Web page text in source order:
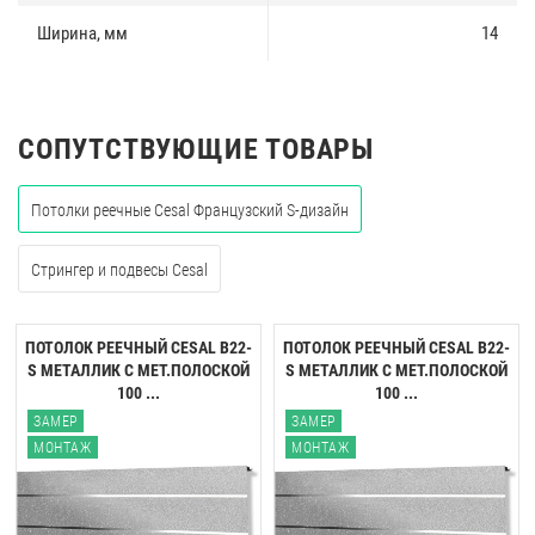
Ширина, мм 14
СОПУТСТВУЮЩИЕ ТОВАРЫ
Потолки реечные Cesal Французский S-дизайн
Стрингер и подвесы Cesal
ПОТОЛОК РЕЕЧНЫЙ CESAL B22-
S МЕТАЛЛИК С МЕТ.ПОЛОСКОЙ
100 ...
ЗАМЕР
МОНТАЖ
ПОТОЛОК РЕЕЧНЫЙ CESAL B22-
S МЕТАЛЛИК С МЕТ.ПОЛОСКОЙ
100 ...
ЗАМЕР
МОНТАЖ